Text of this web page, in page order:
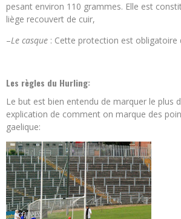
pesant environ 110 grammes. Elle est
liège recouvert de cuir,
–Le casque : Cette protection est obligatoire
Les règles du Hurling:
Le but est bien entendu de marquer le plus
explication de comment on marque des
gaelique: